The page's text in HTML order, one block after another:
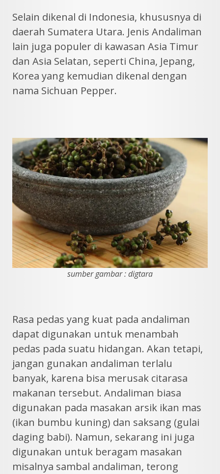
Selain dikenal di Indonesia, khususnya di
daerah Sumatera Utara. Jenis Andaliman
lain juga populer di kawasan Asia Timur
dan Asia Selatan, seperti China, Jepang,
Korea yang kemudian dikenal dengan
nama Sichuan Pepper.
sumber gambar : digtara
Rasa pedas yang kuat pada andaliman
dapat digunakan untuk menambah
pedas pada suatu hidangan. Akan tetapi,
jangan gunakan andaliman terlalu
banyak, karena bisa merusak citarasa
makanan tersebut. Andaliman biasa
digunakan pada masakan arsik ikan mas
(ikan bumbu kuning) dan saksang (gulai
daging babi). Namun, sekarang ini juga
digunakan untuk beragam masakan
misalnya sambal andaliman, terong